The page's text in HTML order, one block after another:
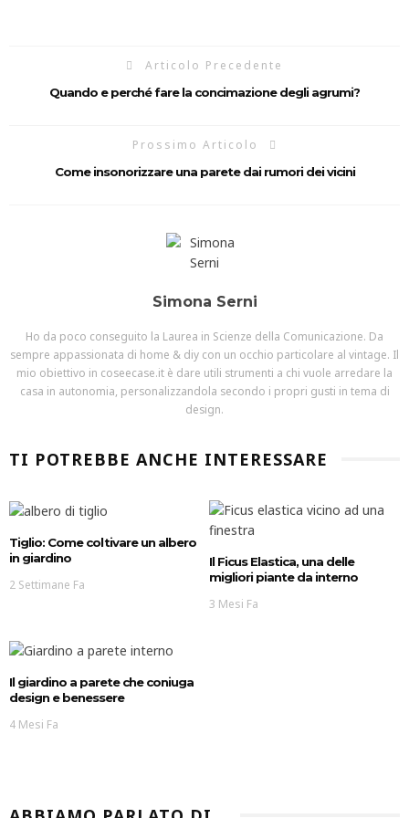
Articolo Precedente
Quando e perché fare la concimazione degli agrumi?
Prossimo Articolo
Come insonorizzare una parete dai rumori dei vicini
Simona Serni
Ho da poco conseguito la Laurea in Scienze della Comunicazione. Da
sempre appassionata di home & diy con un occhio particolare al vintage. Il
mio obiettivo in coseecase.it è dare utili strumenti a chi vuole arredare la
casa in autonomia, personalizzandola secondo i propri gusti in tema di
design.
TI POTREBBE ANCHE INTERESSARE
Tiglio: Come coltivare un albero
in giardino
2 Settimane Fa
Il Ficus Elastica, una delle
migliori piante da interno
3 Mesi Fa
Il giardino a parete che coniuga
design e benessere
4 Mesi Fa